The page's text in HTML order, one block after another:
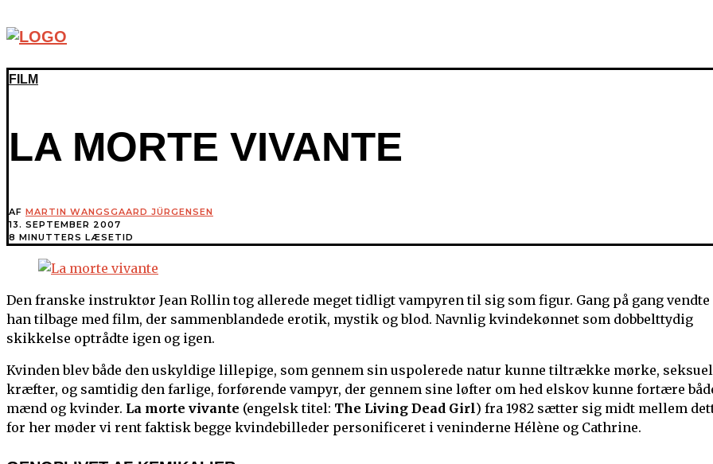
FILM
LA MORTE VIVANTE
AF MARTIN WANGSGAARD JÜRGENSEN
13. SEPTEMBER 2007
8 MINUTTERS LÆSETID
Den franske instruktør Jean Rollin tog allerede meget tidligt vampyren til sig som figur. Gang på gang vendte
han tilbage med film, der sammenblandede erotik, mystik og blod. Navnlig kvindekønnet som dobbelttydig
skikkelse optrådte igen og igen.
Kvinden blev både den uskyldige lillepige, som gennem sin uspolerede natur kunne tiltrække mørke,
kræfter, og samtidig den farlige, forførende vampyr, der gennem sine løfter om hed elskov kunne fortære
mænd og kvinder. La morte vivante (engelsk titel: The Living Dead Girl) fra 1982 sætter sig midt mellem
for her møder vi rent faktisk begge kvindebilleder personificeret i veninderne Hélène og Cathrine.